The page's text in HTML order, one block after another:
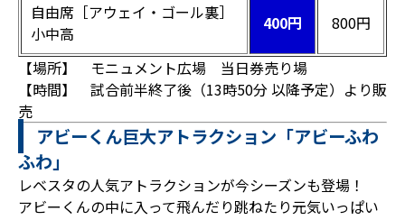
自由席［アウェイ・ゴール裏］
小中高
400円 800円
【場所】 モニュメント広場 当日券売り場
【時間】 試合前半終了後（13時50分 以降予定）より販
売
アビーくん巨大アトラクション「アビーふわ
ふわ」
レベスタの人気アトラクションが今シーズンも登場！
アビーくんの中に入って飛んだり跳ねたり元気いっぱい